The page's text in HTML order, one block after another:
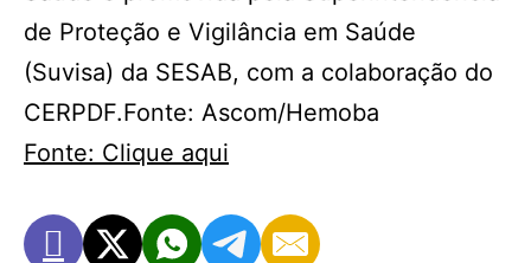
de Proteção e Vigilância em Saúde
(Suvisa) da SESAB, com a colaboração do
CERPDF.Fonte: Ascom/Hemoba
Fonte: Clique aqui